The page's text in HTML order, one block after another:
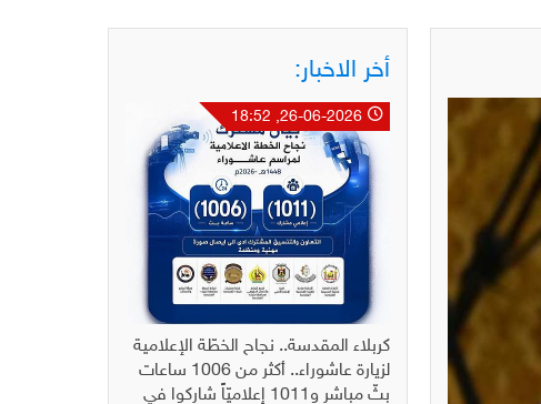
أخر الاخبار:
كربلاء المقدسة.. نجاح الخطّة الإعلامية
لزيارة عاشوراء.. أكثر من 1006 ساعات
بثّ مباشر و1011 إعلاميّاً شاركوا في